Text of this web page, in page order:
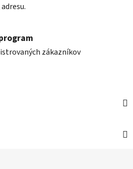
zákazníkov